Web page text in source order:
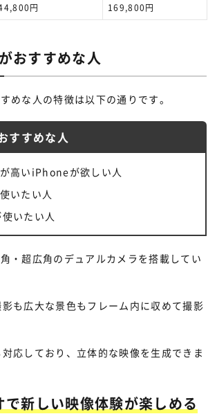
円 169,800円
おすすめな人
めな人の特徴は以下の通りです。
すすめな人
高いiPhoneが欲しい人
いたい人
いたい人
・超広角のデュアルカメラを搭載してい
も広大な景色もフレーム内に収めて撮影
応しており、立体的な映像を生成できま
で新しい映像体験が楽しめる